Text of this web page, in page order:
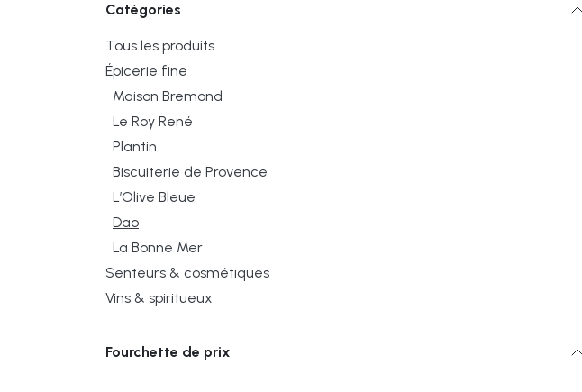
Catégories
Tous les produits
Épicerie fine
Maison Bremond
Le Roy René
Plantin
Biscuiterie de Provence
L’Olive Bleue
Dao
La Bonne Mer
Senteurs & cosmétiques
Vins & spiritueux
Fourchette de prix